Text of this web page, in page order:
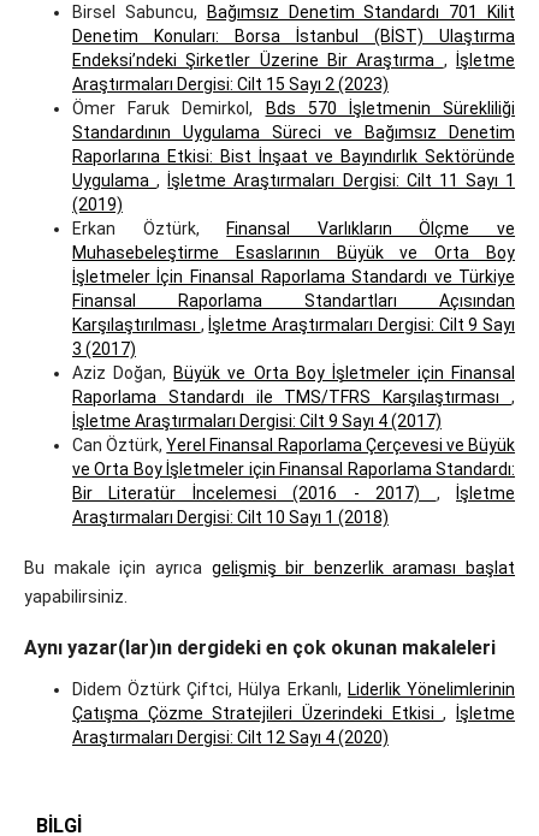
Birsel Sabuncu,
Bağımsız Denetim Standardı 701 Kilit
Denetim Konuları: Borsa İstanbul (BİST) Ulaştırma
Endeksi’ndeki Şirketler Üzerine Bir Araştırma ,
İşletme
Araştırmaları Dergisi: Cilt 15 Sayı 2 (2023)
Ömer Faruk Demirkol,
Bds 570 İşletmenin Sürekliliği
Standardının Uygulama Süreci ve Bağımsız Denetim
Raporlarına Etkisi: Bist İnşaat ve Bayındırlık Sektöründe
Uygulama,
İşletme Araştırmaları Dergisi: Cilt 11 Sayı 1
(2019)
Erkan Öztürk,
Finansal Varlıkların Ölçme ve
Muhasebeleştirme Esaslarının Büyük ve Orta Boy
İşletmeler İçin Finansal Raporlama Standardı ve Türkiye
Finansal Raporlama Standartları Açısından
Karşılaştırılması , İşletme Araştırmaları Dergisi: Cilt 9 Sayı
3 (2017)
Aziz Doğan, Büyük ve Orta Boy İşletmeler için Finansal
Raporlama Standardı ile TMS/TFRS Karşılaştırması,
İşletme Araştırmaları Dergisi: Cilt 9 Sayı 4 (2017)
Can Öztürk,Yerel Finansal Raporlama Çerçevesi ve Büyük
ve Orta Boy İşletmeler için Finansal Raporlama Standardı:
Bir Literatür İncelemesi (2016 - 2017) ,
İşletme
Araştırmaları Dergisi: Cilt 10 Sayı 1 (2018)
Bu makale için ayrıca gelişmiş bir benzerlik araması başlat
yapabilirsiniz.
Aynı yazar(lar)ın dergideki en çok okunan makaleleri
Didem Öztürk Çiftci, Hülya Erkanlı, Liderlik Yönelimlerinin
Çatışma Çözme Stratejileri Üzerindeki Etkisi,
İşletme
Araştırmaları Dergisi: Cilt 12 Sayı 4 (2020)
BILGI